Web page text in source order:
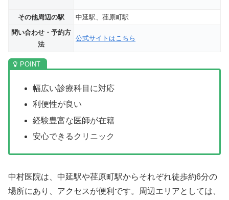
その他周辺の駅
中延駅、荏原町駅
問い合わせ・予約方
法
公式サイトはこちら
幅広い診療科目に対応
利便性が良い
経験豊富な医師が在籍
安心できるクリニック
中村医院は、中延駅や荏原町駅からそれぞれ徒歩約6分の
場所にあり、アクセスが便利です。周辺エリアとしては、